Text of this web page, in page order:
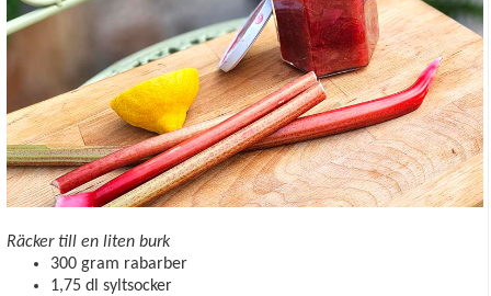
Räcker till en liten burk
300 gram rabarber
1,75 dl syltsocker